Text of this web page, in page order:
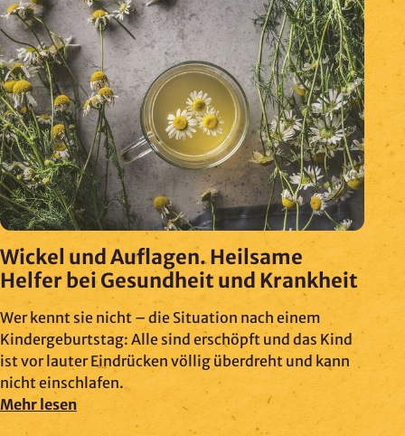
Wickel und Auflagen. Heilsame
Helfer bei Gesundheit und Krankheit
Wer kennt sie nicht – die Situation nach einem
Kindergeburtstag: Alle sind erschöpft und das Kind
ist vor lauter Eindrücken völlig überdreht und kann
nicht einschlafen.
Mehr lesen